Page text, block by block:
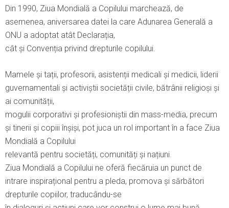
Din 1990, Ziua Mondială a Copilului marchează, de
asemenea, aniversarea datei la care Adunarea Generală a
ONU a adoptat atât Declarația,
cât și Convenția privind drepturile copilului.
Mamele și tații, profesorii, asistenții medicali și medicii, liderii
guvernamentali și activiștii societății civile, bătrânii religioși și
ai comunității,
mogulii corporativi și profesioniștii din mass-media, precum
și tinerii și copiii înșiși, pot juca un rol important în a face Ziua
Mondială a Copilului
relevantă pentru societăți, comunități și națiuni.
Ziua Mondială a Copilului ne oferă fiecăruia un punct de
intrare inspirațional pentru a pleda, promova și sărbători
drepturile copiilor, traducându-se